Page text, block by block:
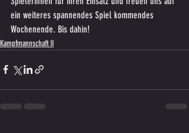
ein weiteres spannendes Spiel kommendes
Wochenende. Bis dahin!
Kampfmannschaft II